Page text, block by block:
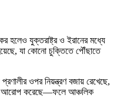
হলেও যুক্তরাষ্ট্র ও ইরানের মধ্যে
যা কোনো চুক্তিতে পৌঁছাতে
ওপর নিয়ন্ত্রণ বজায় রেখেছে,
আরোপ করেছে—ফলে আঞ্চলিক